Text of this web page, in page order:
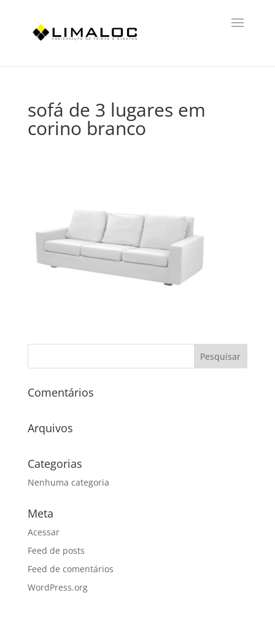
sofá de 3 lugares em
corino branco
Comentários
Arquivos
Categorias
Nenhuma categoria
Meta
Acessar
Feed de posts
Feed de comentários
WordPress.org